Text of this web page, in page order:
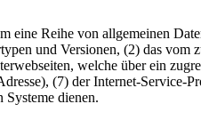
eine Reihe von allgemeinen
und Versionen, (2) das vom
welche über ein
(7) der Internet-Service-
dienen.